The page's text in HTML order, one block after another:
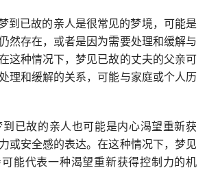
到已故的亲人是很常见的梦境，可能是
然存在，或者是因为需要处理和缓解与
这种情况下，梦见已故的丈夫的父亲可
理和缓解的关系，可能与家庭或个人历
已故的亲人也可能是内心渴望重新获
或安全感的表达。在这种情况下，梦见
能代表一种渴望重新获得控制力的机